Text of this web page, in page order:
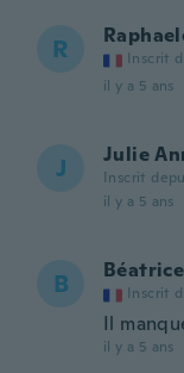
R Inscrit
il y a 5 ans
J Julie
Inscrit
il y a 5 ans
B Béatrice
Inscrit
Il
il y a 5 ans